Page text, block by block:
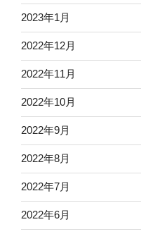
2023年1月
2022年12月
2022年11月
2022年10月
2022年9月
2022年8月
2022年7月
2022年6月